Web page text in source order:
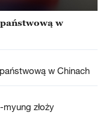
w
w Chinach
złoży